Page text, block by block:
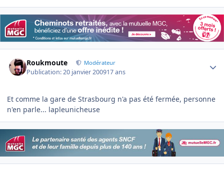
Roukmoute Modérateur
Publication:20 janvier 200917 ans
Et comme la gare de Strasbourg n'a pas été fermée, personne
n'en parle... lapleunicheuse